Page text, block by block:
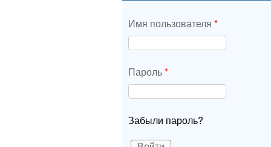
Имя пользователя *
Пароль*
Забыли пароль?